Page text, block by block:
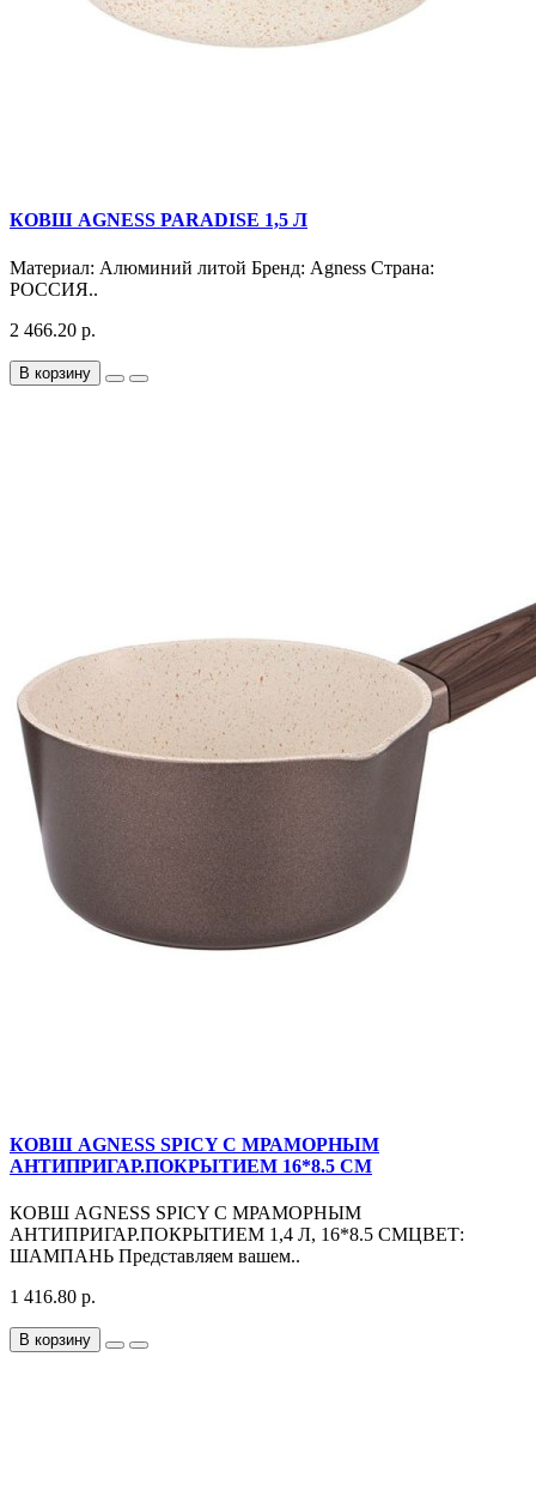
КОВШ AGNESS PARADISE 1,5 Л
Материал: Алюминий литой Бренд: Agness Страна:
РОССИЯ..
2 466.20 р.
В корзину
КОВШ AGNESS SPICY С МРАМОРНЫМ
АНТИПРИГАР.ПОКРЫТИЕМ 16*8.5 СМ
КОВШ AGNESS SPICY С МРАМОРНЫМ
АНТИПРИГАР.ПОКРЫТИЕМ 1,4 Л, 16*8.5 СМЦВЕТ:
ШАМПАНЬ Представляем вашем..
1 416.80 р.
В корзину